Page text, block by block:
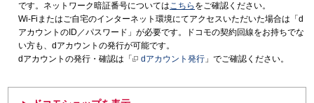
です。ネットワーク暗証番号についてはこちら をご確認ください。
Wi-Fiまたはご自宅のインターネット環境にてアクセスいただいた場合は「d
アカウントのID／パスワード」が必要です。ドコモの契約回線をお持ちでな
い方も、dアカウントの発行が可能です。
dアカウントの発行・確認は「
dアカウント発行 」でご確認ください。